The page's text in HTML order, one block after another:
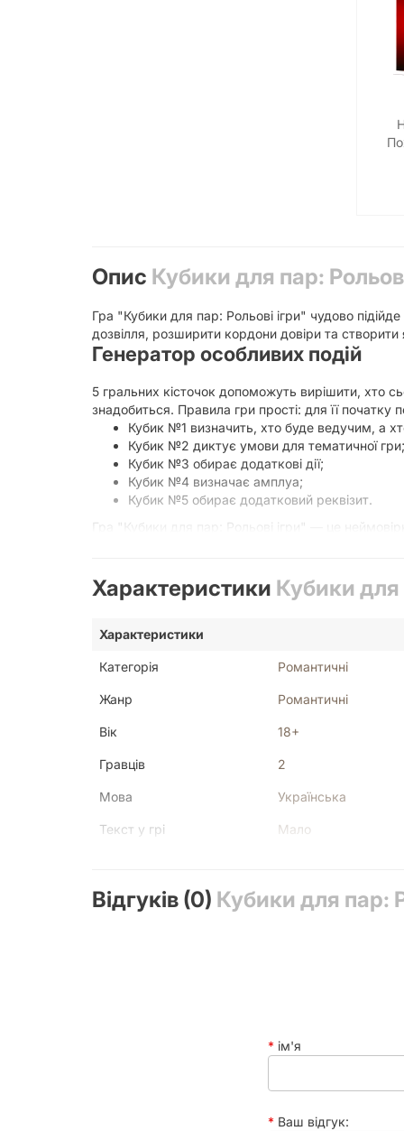
Опис Кубики для пар:
Гра "Кубики для пар: Рольові ігри" чудово
дозвілля, розширити кордони довіри та
Генератор особливих подій
5 гральних кісточок допоможуть вирішити, хто
знадобиться. Правила гри прості: для її
Кубик №1 визначить, хто буде ведучим, а
Кубик №2 диктує умови для тематичної гри;
Кубик №3 обирає додаткові дії;
Кубик №4 визначає амплуа;
Кубик №5 обирає додатковий реквізит.
Гра "Кубики для пар: Рольові ігри" — це
Характеристики Кубики для
Характеристики
Категорія Романтичні
Жанр Романтичні
Вік 18+
Гравців 2
Мова Українська
Текст у грі Мало
Відгуків (0) Кубики для пар:
ім'я
Ваш відгук: